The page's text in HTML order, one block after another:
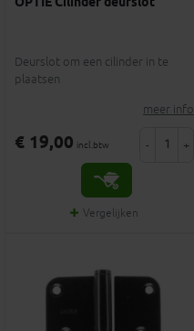
Deurslot om een cilinder in te
plaatsen
meer info
€ 19,00 incl.btw - +
Vergelijken